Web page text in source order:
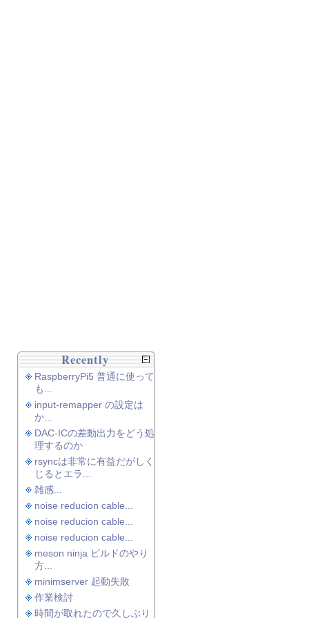
Recently
RaspberryPi5 普通に使って
も...
input-remapper の設定は
か...
DAC-ICの差動出力をどう処
理するのか
rsyncは非常に有益だがしく
じるとエラ...
雑感...
noise reducion cable...
noise reducion cable...
noise reducion cable...
meson ninja ビルドのやり
方...
minimserver 起動失敗
作業検討
時間が取れたので久しぶり